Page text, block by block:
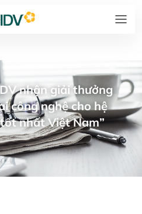
nhận giải thưởng
công nghệ cho hệ
nhất Việt Nam”